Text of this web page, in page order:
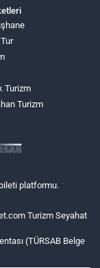
Turizm
Turizm
platformu.
Turizm Seyahat
(TÜRSAB Belge